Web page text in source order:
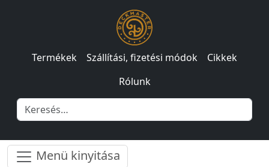
Termékek Szállítási, fizetési módok
Cikkek
Rólunk
Menü kinyitása